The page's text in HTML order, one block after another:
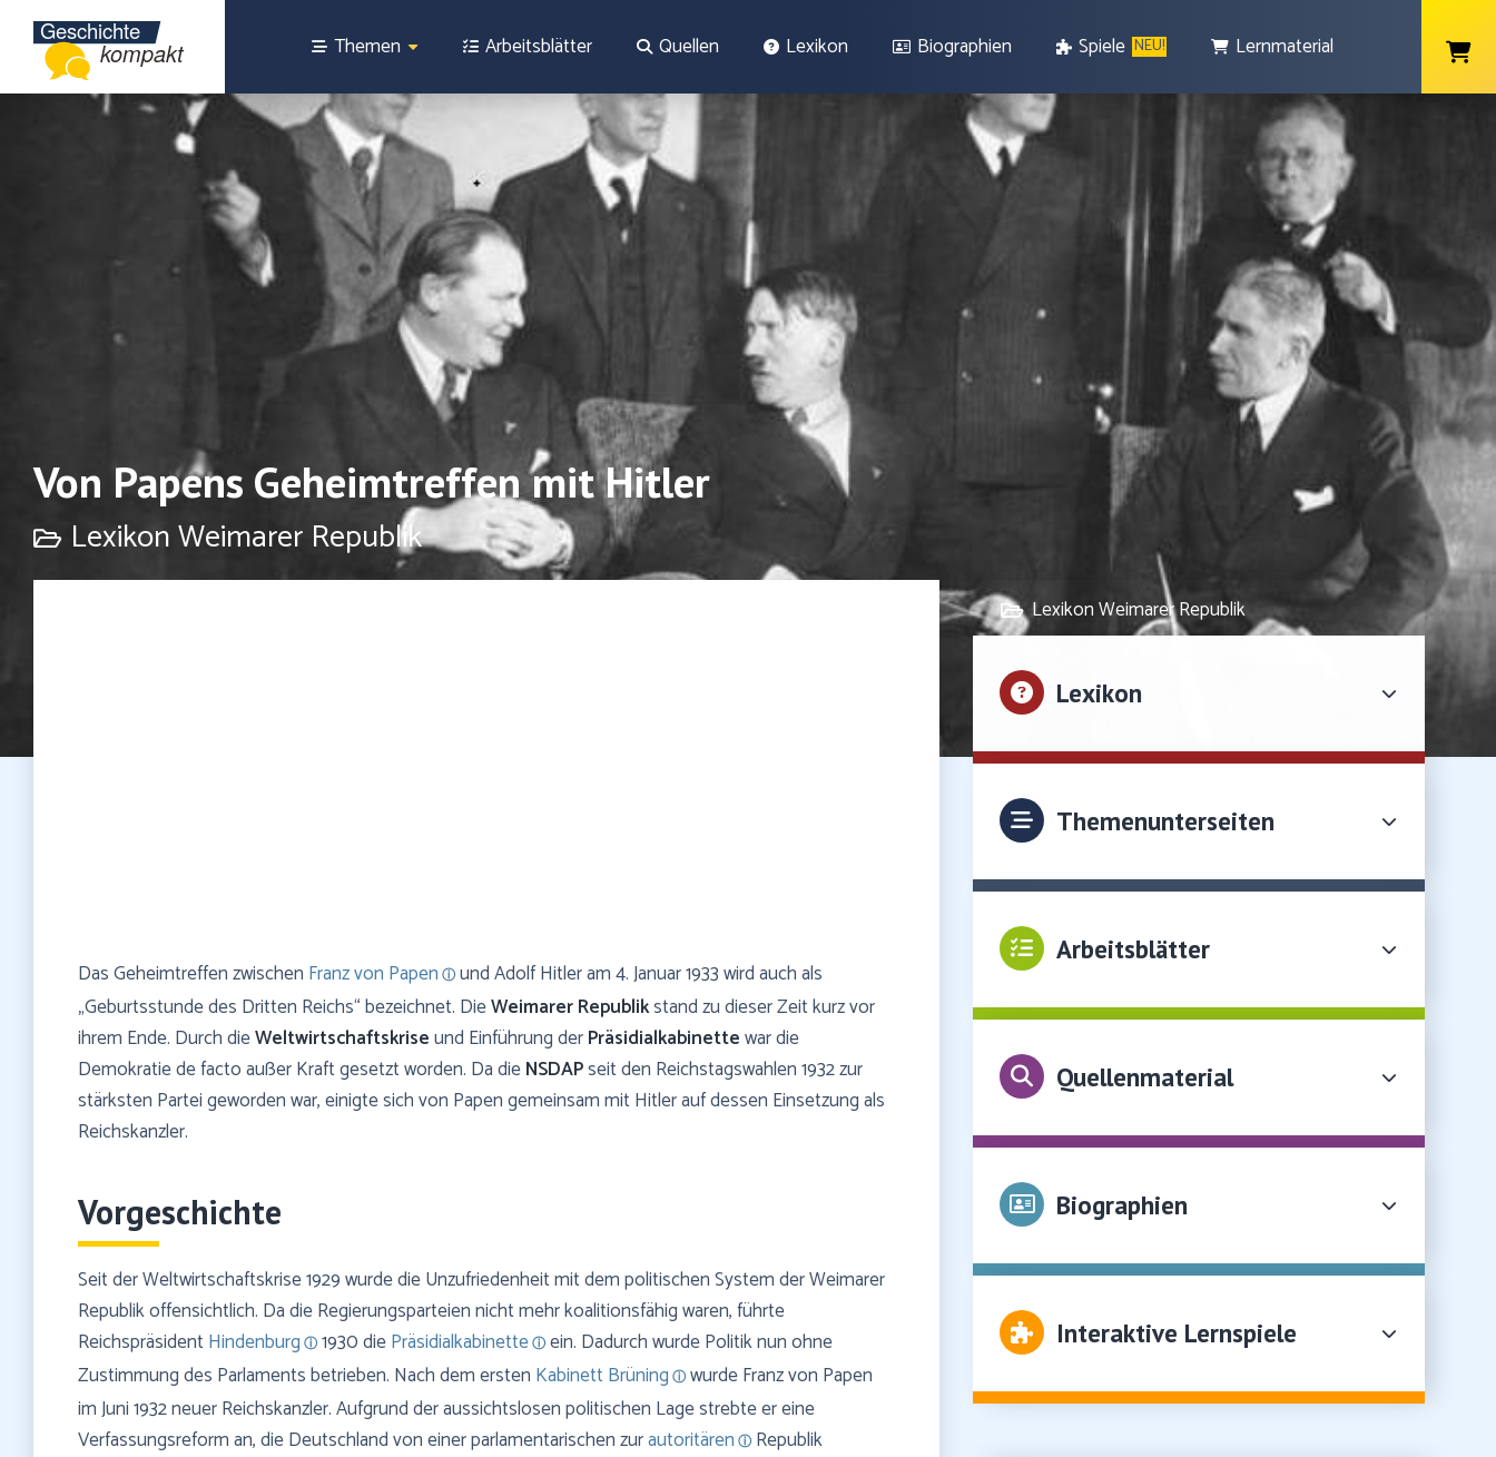
Themen Arbeitsblätter Quellen Lexikon Biographien Spiele NEU! Lernmaterial
Von Papens Geheimtreffen mit Hitler
Lexikon Weimarer Republik
Das Geheimtreffen zwischen Franz von Papen
und Adolf Hitler am 4. Januar 1933 wird auch als
„Geburtsstunde des Dritten Reichs“ bezeichnet. DieWeimarer Republikstand zu dieser Zeit kurz vor
ihrem Ende. Durch dieWeltwirtschaftskriseund Einführung derPräsidialkabinettewar die
Demokratie de facto außer Kraft gesetzt worden. Da dieNSDAPseit den Reichstagswahlen 1932 zur
stärksten Partei geworden war, einigte sich von Papen gemeinsam mit Hitler auf dessen Einsetzung als
Reichskanzler.
Vorgeschichte
Seit der Weltwirtschaftskrise 1929 wurde die Unzufriedenheit mit dem politischen System der Weimarer
Republik offensichtlich. Da die Regierungsparteien nicht mehr koalitionsfähig waren, führte
ReichspräsidentHindenburg 1930 diePräsidialkabinette
ein. Dadurch wurde Politik nun ohne
Zustimmung des Parlaments betrieben. Nach dem ersten Kabinett Brüning
wurde Franz von Papen
im Juni 1932 neuer Reichskanzler. Aufgrund der aussichtslosen politischen Lage strebte er eine
Verfassungsreform an, die Deutschland von einer parlamentarischen zurautoritären
Republik
Lexikon Weimarer Republik
Lexikon
Themenunterseiten
Arbeitsblätter
Quellenmaterial
Biographien
Interaktive Lernspiele